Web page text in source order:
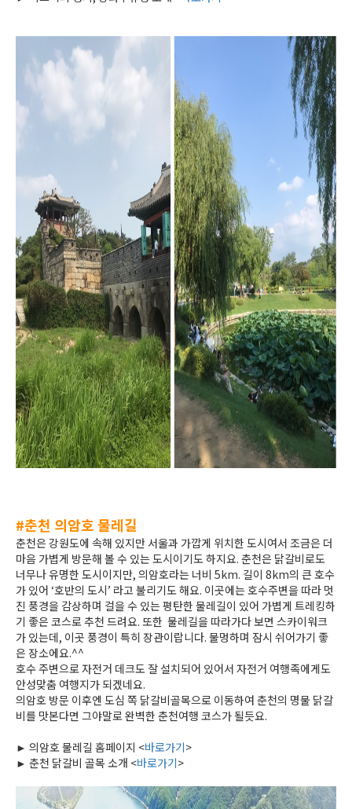
#춘천 의암호 물레길
춘천은 강원도에 속해 있지만 서울과 가깝게 위치한 도시여서 조금은 더
마음 가볍게 방문해 볼 수 있는 도시이기도 하지요. 춘천은 닭갈비로도
너무나 유명한 도시이지만, 의암호라는 너비 5km. 길이 8km의 큰 호수
가 있어 ‘호반의 도시’ 라고 불리기도 해요. 이곳에는 호수주변을 따라 멋
진 풍경을 감상하며 걸을 수 있는 평탄한 물레길이 있어 가볍게 트레킹하
기 좋은 코스로 추천 드려요. 또한 물레길을 따라가다 보면 스카이워크
가 있는데, 이곳 풍경이 특히 장관이랍니다. 물멍하며 잠시 쉬어가기 좋
은 장소에요.^^
호수 주변으로 자전거 데크도 잘 설치되어 있어서 자전거 여행족에게도
안성맞춤 여행지가 되겠네요.
의암호 방문 이후엔 도심 쪽 닭갈비골목으로 이동하여 춘천의 명물 닭갈
비를 맛본다면 그야말로 완벽한 춘천여행 코스가 될듯요.
► 의암호 물레길 홈페이지 <바로가기>
► 춘천 닭갈비 골목 소개 <바로가기>